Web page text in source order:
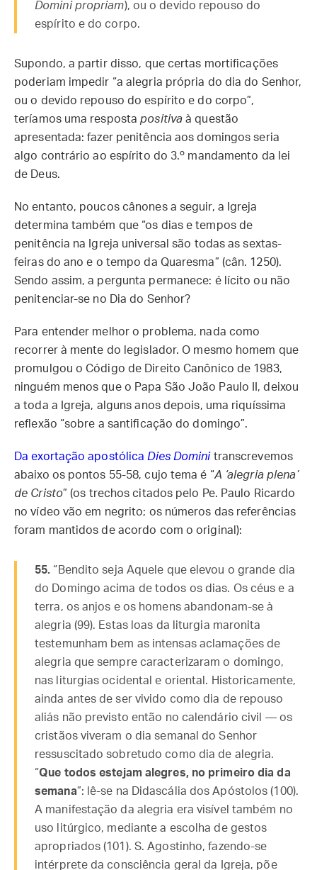
Domini propriam), ou o devido repouso do
espírito e do corpo.
Supondo, a partir disso, que certas mortificações
poderiam impedir “a alegria própria do dia do Senhor,
ou o devido repouso do espírito e do corpo”,
teríamos uma respostapositiva à questão
apresentada: fazer penitência aos domingos seria
algo contrário ao espírito do 3.º mandamento da lei
de Deus.
No entanto, poucos cânones a seguir, a Igreja
determina também que “os dias e tempos de
penitência na Igreja universal são todas as sextas-
feiras do ano e o tempo da Quaresma” (cân. 1250).
Sendo assim, a pergunta permanece: é lícito ou não
penitenciar-se no Dia do Senhor?
Para entender melhor o problema, nada como
recorrer à mente do legislador. O mesmo homem que
promulgou o Código de Direito Canônico de 1983,
ninguém menos que o Papa São João Paulo II, deixou
a toda a Igreja, alguns anos depois, uma riquíssima
reflexão “sobre a santificação do domingo”.
Da exortação apostólica Dies Domini transcrevemos
abaixo os pontos 55-58, cujo tema é “A ‘alegria plena’
de Cristo” (os trechos citados pelo Pe. Paulo Ricardo
no vídeo vão em negrito; os números das referências
foram mantidos de acordo com o original):
55. “Bendito seja Aquele que elevou o grande dia
do Domingo acima de todos os dias. Os céus e a
terra, os anjos e os homens abandonam-se à
alegria (99). Estas loas da liturgia maronita
testemunham bem as intensas aclamações de
alegria que sempre caracterizaram o domingo,
nas liturgias ocidental e oriental. Historicamente,
ainda antes de ser vivido como dia de repouso
aliás não previsto então no calendário civil — os
cristãos viveram o dia semanal do Senhor
ressuscitado sobretudo como dia de alegria.
“Que todos estejam alegres, no primeiro dia da
semana”: lê-se na Didascália dos Apóstolos (100).
A manifestação da alegria era visível também no
uso litúrgico, mediante a escolha de gestos
apropriados (101). S. Agostinho, fazendo-se
intérprete da consciência geral da Igreja, põe